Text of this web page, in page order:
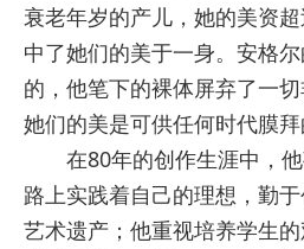
衰老年岁的产儿，她的美资
中了她们的美于一身。安格
的，他笔下的裸体屏弃了一
她们的美是可供任何时代膜拜
在80年的创作生涯中，他
路上实践着自己的理想，勤
艺术遗产；他重视培养学生